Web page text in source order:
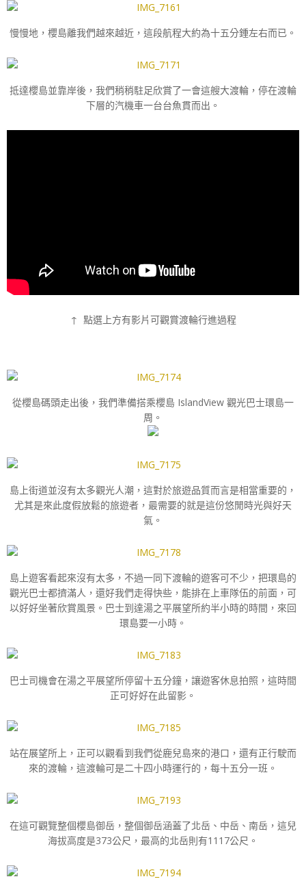
慢慢地，櫻島離我們越來越近，這段航程大約為十五分鍾左右而已。
抵達櫻島並靠岸後，我們稍稍駐足欣賞了一會這艘大渡輪，停在渡輪
下層的汽機車一台台魚貫而出。
↑ 點選上方有影片可觀賞渡輪行進過程
從櫻島碼頭走出後，我們準備搭乘櫻島 IslandView 觀光巴士環島一
周。
島上街道並沒有太多觀光人潮，這對於旅遊品質而言是相當重要的，
尤其是來此度假放鬆的旅遊者，最需要的就是這份悠閒時光與好天
氣。
島上遊客看起來沒有太多，不過一同下渡輪的遊客可不少，把環島的
觀光巴士都擠滿人，還好我們走得快些，能排在上車隊伍的前面，可
以好好坐著欣賞風景。巴士到達湯之平展望所約半小時的時間，來回
環島要一小時。
巴士司機會在湯之平展望所停留十五分鐘，讓遊客休息拍照，這時間
正可好好在此留影。
站在展望所上，正可以觀看到我們從鹿兒島來的港口，還有正行駛而
來的渡輪，這渡輪可是二十四小時運行的，每十五分一班。
在這可觀覽整個櫻島御岳，整個御岳涵蓋了北岳、中岳、南岳，這兒
海拔高度是373公尺，最高的北岳則有1117公尺。